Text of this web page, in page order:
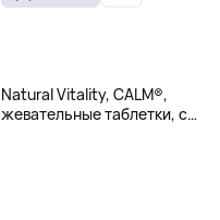
Natural Vitality, CALM®,
жевательные таблетки, с